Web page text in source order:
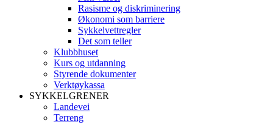
Rasisme og diskriminering
Økonomi som barriere
Sykkelvettregler
Det som teller
Klubbhuset
Kurs og utdanning
Styrende dokumenter
Verktøykassa
SYKKELGRENER
Landevei
Terreng